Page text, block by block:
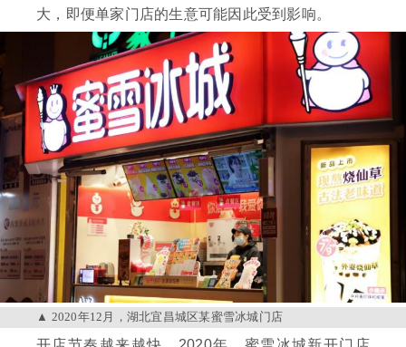
大，即便单家门店的生意可能因此受到影响。
2020年12月，湖北宜昌城区某蜜雪冰城门店